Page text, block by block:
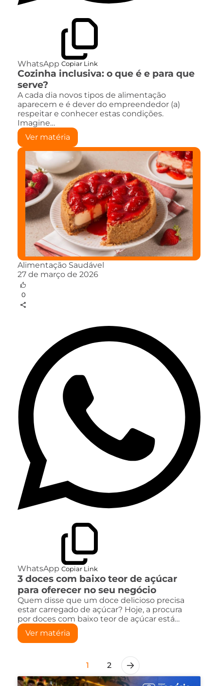
WhatsApp Copiar Link
Cozinha inclusiva: o que é e para que
serve?
A cada dia novos tipos de alimentação
aparecem e é dever do empreendedor (a)
respeitar e conhecer estas condições.
Imagine…
Ver matéria
Alimentação Saudável
27 de março de 2026
0
WhatsApp Copiar Link
3 doces com baixo teor de açúcar
para oferecer no seu negócio
Quem disse que um doce delicioso precisa
estar carregado de açúcar? Hoje, a procura
por doces com baixo teor de açúcar está…
Ver matéria
1 2